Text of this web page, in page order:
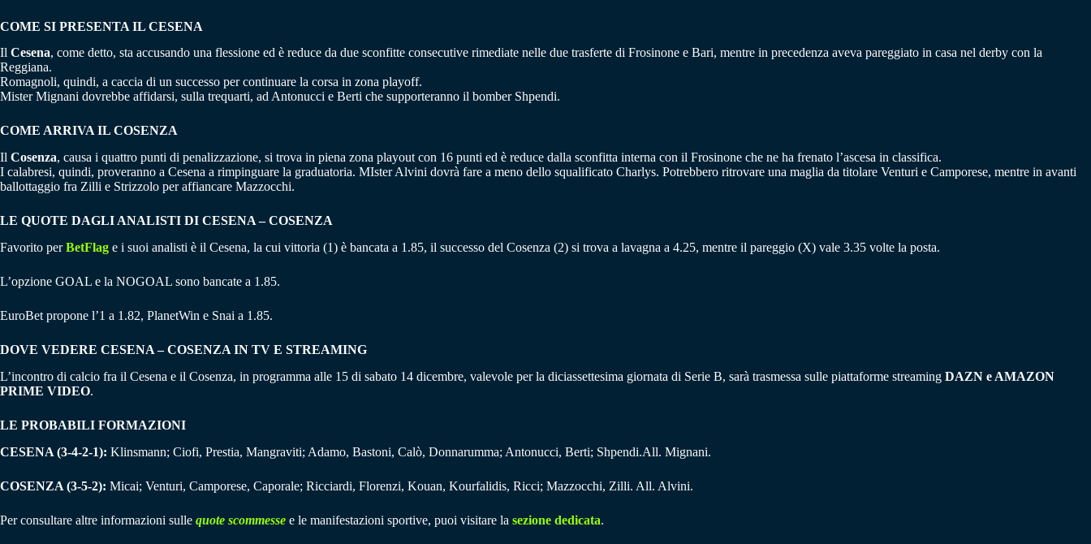
COME SI PRESENTA IL CESENA
Il Cesena, come detto, sta accusando una flessione ed è reduce da due sconfitte consecutive rimediate nelle due trasferte di Frosinone e Bari, mentre in precedenza aveva pareggiato in casa nel derby con la
Reggiana.
Romagnoli, quindi, a caccia di un successo per continuare la corsa in zona playoff.
Mister Mignani dovrebbe affidarsi, sulla trequarti, ad Antonucci e Berti che supporteranno il bomber Shpendi.
COME ARRIVA IL COSENZA
Il Cosenza, causa i quattro punti di penalizzazione, si trova in piena zona playout con 16 punti ed è reduce dalla sconfitta interna con il Frosinone che ne ha frenato l’ascesa in classifica.
I calabresi, quindi, proveranno a Cesena a rimpinguare la graduatoria. MIster Alvini dovrà fare a meno dello squalificato Charlys. Potrebbero ritrovare una maglia da titolare Venturi e Camporese, mentre in avanti
ballottaggio fra Zilli e Strizzolo per affiancare Mazzocchi.
LE QUOTE DAGLI ANALISTI DI CESENA – COSENZA
Favorito perBetFlag e i suoi analisti è il Cesena, la cui vittoria (1) è bancata a 1.85, il successo del Cosenza (2) si trova a lavagna a 4.25, mentre il pareggio (X) vale 3.35 volte la posta.
L’opzione GOAL e la NOGOAL sono bancate a 1.85.
EuroBet propone l’1 a 1.82, PlanetWin e Snai a 1.85.
DOVE VEDERE CESENA – COSENZA IN TV E STREAMING
L’incontro di calcio fra il Cesena e il Cosenza, in programma alle 15 di sabato 14 dicembre, valevole per la diciassettesima giornata di Serie B, sarà trasmessa sulle piattaforme streaming DAZN e AMAZON
PRIME VIDEO.
LE PROBABILI FORMAZIONI
CESENA (3-4-2-1): Klinsmann; Ciofi, Prestia, Mangraviti; Adamo, Bastoni, Calò, Donnarumma; Antonucci, Berti; Shpendi.All. Mignani.
COSENZA (3-5-2): Micai; Venturi, Camporese, Caporale; Ricciardi, Florenzi, Kouan, Kourfalidis, Ricci; Mazzocchi, Zilli. All. Alvini.
Per consultare altre informazioni sulle quote scommesse e le manifestazioni sportive, puoi visitare la sezione dedicata.